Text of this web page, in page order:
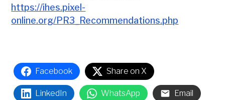
https://ihes.pixel-
online.org/PR3_Recommendations.php
Facebook Share on X
LinkedIn WhatsApp Email